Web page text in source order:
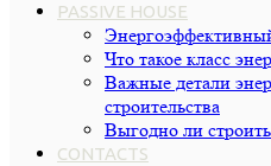
PASSIVE HOUSE
Что такое класс
Важные детали
строительства
Выгодно ли
CONTACTS